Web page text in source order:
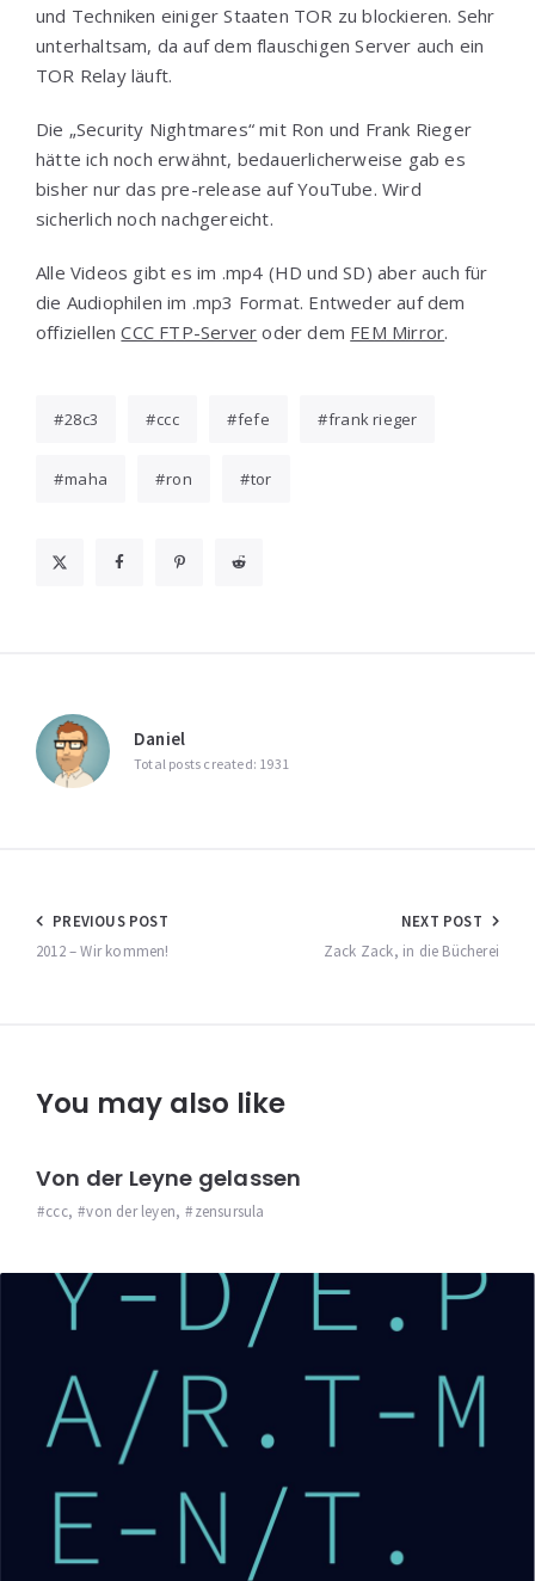
und Techniken einiger Staaten TOR zu blockieren. Sehr
unterhaltsam, da auf dem flauschigen Server auch ein
TOR Relay läuft.
Die „Security Nightmares“ mit Ron und Frank Rieger
hätte ich noch erwähnt, bedauerlicherweise gab es
bisher nur das pre-release auf YouTube. Wird
sicherlich noch nachgereicht.
Alle Videos gibt es im .mp4 (HD und SD) aber auch für
die Audiophilen im .mp3 Format. Entweder auf dem
offiziellenCCC FTP-Server oder dem FEM Mirror.
28c3 ccc fefe frank rieger
maha ron tor
Daniel
Total posts created: 1931
Beitragsnavigation
PREVIOUS POST
2012 – Wir kommen!
NEXT POST
Zack Zack, in die Bücherei
You may also like
Von der Leyne gelassen
ccc, von der leyen, zensursula